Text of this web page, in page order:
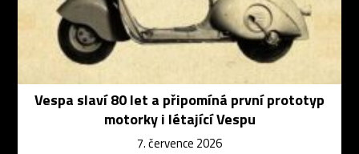
Vespa slaví 80 let a připomíná první prototyp
motorky i létající Vespu
7. července 2026